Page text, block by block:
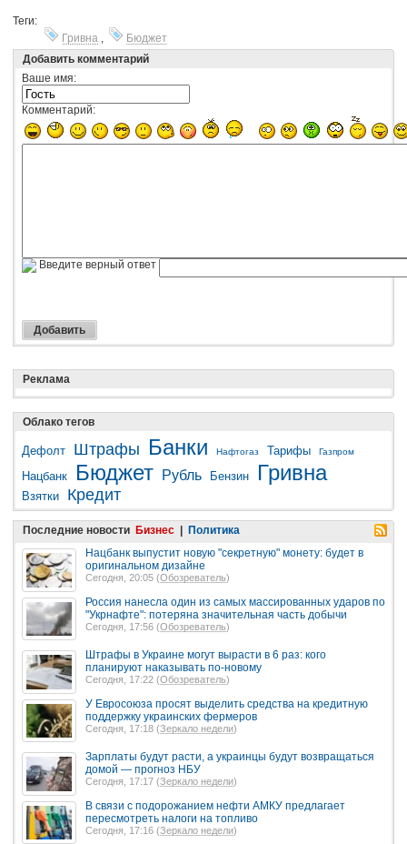
Теги:
Гривна ,
Бюджет
Добавить комментарий
Ваше имя:
Комментарий:
Введите верный ответ
Реклама
Облако тегов
Дефолт Штрафы Банки Нафтогаз Тарифы Газпром
Нацбанк Бюджет Рубль Бензин Гривна
Взятки Кредит
Последние новости Бизнес
Политика
Нацбанк выпустит новую "секретную" монету: будет в
оригинальном дизайне
Сегодня, 20:05 (Обозреватель)
Россия нанесла один из самых массированных ударов по
"Укрнафте": потеряна значительная часть добычи
Сегодня, 17:56 (Обозреватель)
Штрафы в Украине могут вырасти в 6 раз: кого
планируют наказывать по-новому
Сегодня, 17:22 (Обозреватель)
У Евросоюза просят выделить средства на кредитную
поддержку украинских фермеров
Сегодня, 17:18 (Зеркало недели)
Зарплаты будут расти, а украинцы будут возвращаться
домой — прогноз НБУ
Сегодня, 17:17 (Зеркало недели)
В связи с подорожанием нефти АМКУ предлагает
пересмотреть налоги на топливо
Сегодня, 17:16 (Зеркало недели)